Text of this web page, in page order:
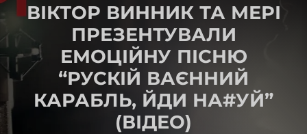
ВІКТОР ВИННИК ТА МЕРІ
ПРЕЗЕНТУВАЛИ
ЕМОЦІЙНУ ПІСНЮ
“РУСКІЙ ВАЄННИЙ
КАРАБЛЬ, ЙДИ НА#УЙ”
(ВІДЕО)